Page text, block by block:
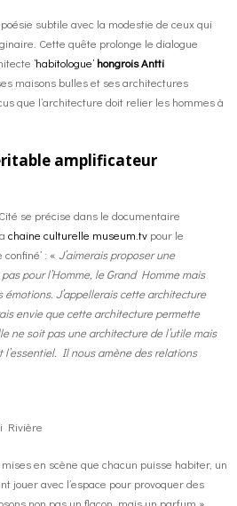
subtile avec la modestie de ceux qui
Cette quête prolonge le dialogue
‘habitologue’ hongrois Antti
maisons bulles et ses architectures
que l’architecture doit relier les hommes à
amplificateur
se précise dans le documentaire
chaine culturelle museum.tv pour le
: « J’aimerais proposer une
pour l’Homme, le Grand Homme mais
émotions. J’appellerais cette architecture
envie que cette architecture permette
ne soit pas une architecture de l’utile mais
l’essentiel. Il nous amène des relations
Rivière
en scène que chacun puisse habiter, un
jouer avec l’espace pour provoquer des
non pas un flacon, mais un parfum »